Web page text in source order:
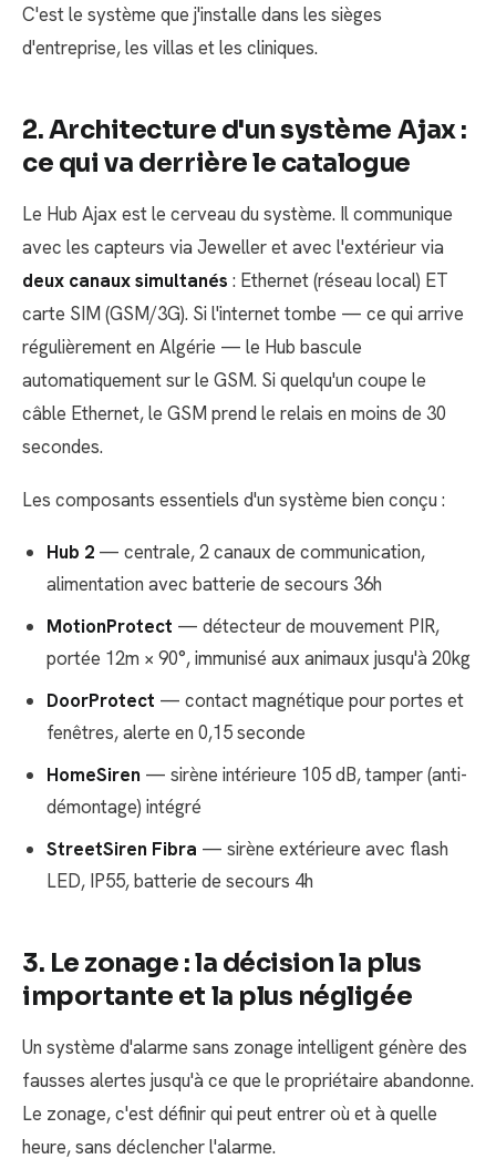
C'est le système que j'installe dans les sièges
d'entreprise, les villas et les cliniques.
2. Architecture d'un système Ajax :
ce qui va derrière le catalogue
Le Hub Ajax est le cerveau du système. Il communique
avec les capteurs via Jeweller et avec l'extérieur via
deux canaux simultanés : Ethernet (réseau local) ET
carte SIM (GSM/3G). Si l'internet tombe — ce qui arrive
régulièrement en Algérie — le Hub bascule
automatiquement sur le GSM. Si quelqu'un coupe le
câble Ethernet, le GSM prend le relais en moins de 30
secondes.
Les composants essentiels d'un système bien conçu :
Hub 2 — centrale, 2 canaux de communication,
alimentation avec batterie de secours 36h
MotionProtect — détecteur de mouvement PIR,
portée 12m × 90°, immunisé aux animaux jusqu'à 20kg
DoorProtect — contact magnétique pour portes et
fenêtres, alerte en 0,15 seconde
HomeSiren — sirène intérieure 105 dB, tamper (anti-
démontage) intégré
StreetSiren Fibra — sirène extérieure avec flash
LED, IP55, batterie de secours 4h
3. Le zonage : la décision la plus
importante et la plus négligée
Un système d'alarme sans zonage intelligent génère des
fausses alertes jusqu'à ce que le propriétaire abandonne.
Le zonage, c'est définir qui peut entrer où et à quelle
heure, sans déclencher l'alarme.